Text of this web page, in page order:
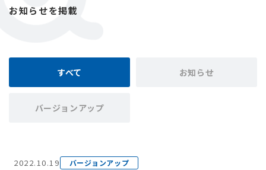
お知らせを掲載
すべて お知らせ
バージョンアップ
2022.10.19 バージョンアップ